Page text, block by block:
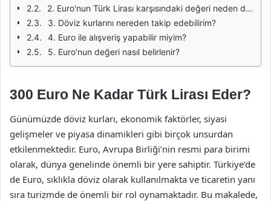
2. Euro'nun Türk Lirası karşısındaki değeri neden değişir?
3. Döviz kurlarını nereden takip edebilirim?
4. Euro ile alışveriş yapabilir miyim?
5. Euro'nun değeri nasıl belirlenir?
300 Euro Ne Kadar Türk Lirası Eder?
Günümüzde döviz kurları, ekonomik faktörler, siyasi
gelişmeler ve piyasa dinamikleri gibi birçok unsurdan
etkilenmektedir. Euro, Avrupa Birliği’nin resmi para birimi
olarak, dünya genelinde önemli bir yere sahiptir. Türkiye’de
de Euro, sıklıkla döviz olarak kullanılmakta ve ticaretin yanı
sıra turizmde de önemli bir rol oynamaktadır. Bu makalede,